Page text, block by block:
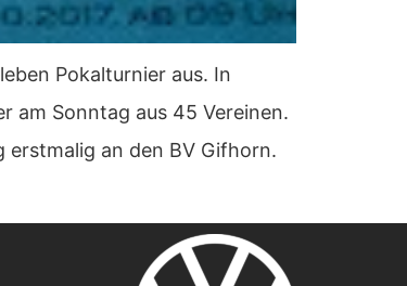
Pokalturnier aus. In
am Sonntag aus 45 Vereinen.
erstmalig an den BV Gifhorn.